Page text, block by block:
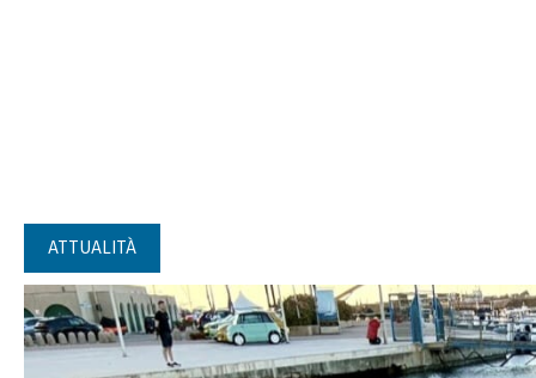
ATTUALITÀ